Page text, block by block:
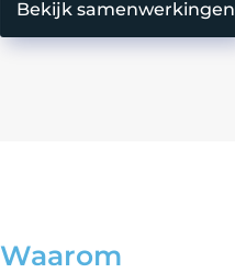
Bekijk samenwerkingen
Waarom